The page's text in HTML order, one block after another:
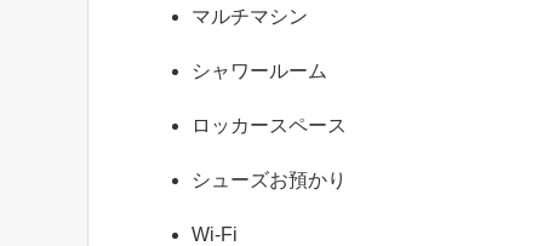
マルチマシン
シャワールーム
ロッカースペース
シューズお預かり
Wi-Fi